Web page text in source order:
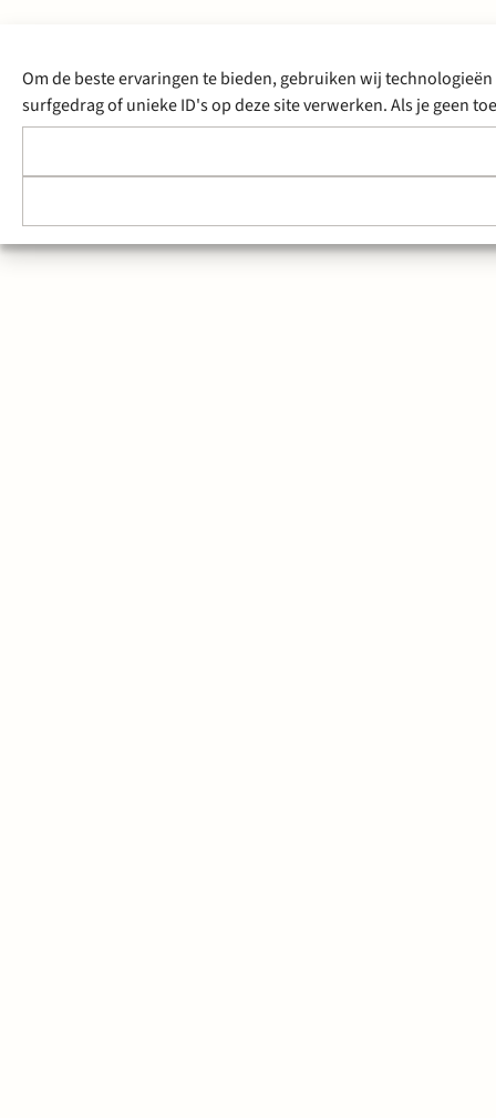
Om de beste ervaringen te bieden, gebruiken wij
surfgedrag of unieke ID's op deze site verwerken. Als je geen